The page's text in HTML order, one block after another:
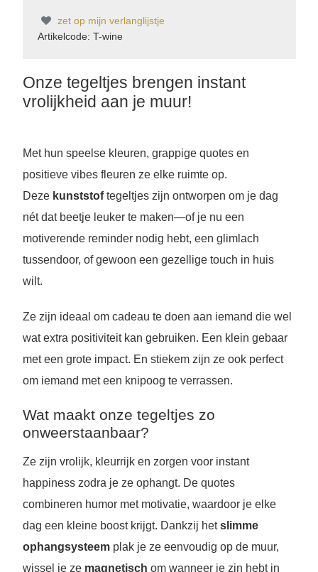
zet op mijn verlanglijstje
Artikelcode: T-wine
Onze tegeltjes brengen instant
vrolijkheid aan je muur!
Met hun speelse kleuren, grappige quotes en
positieve vibes fleuren ze elke ruimte op.
Deze kunststoftegeltjes zijn ontworpen om je dag
nét dat beetje leuker te maken—of je nu een
motiverende reminder nodig hebt, een glimlach
tussendoor, of gewoon een gezellige touch in huis
wilt.
Ze zijn ideaal om cadeau te doen aan iemand die wel
wat extra positiviteit kan gebruiken. Een klein gebaar
met een grote impact. En stiekem zijn ze ook perfect
om iemand met een knipoog te verrassen.
Wat maakt onze tegeltjes zo
onweerstaanbaar?
Ze zijn vrolijk, kleurrijk en zorgen voor instant
happiness zodra je ze ophangt. De quotes
combineren humor met motivatie, waardoor je elke
dag een kleine boost krijgt. Dankzij hetslimme
ophangsysteemplak je ze eenvoudig op de muur,
wissel je ze magnetisch om wanneer je zin hebt in